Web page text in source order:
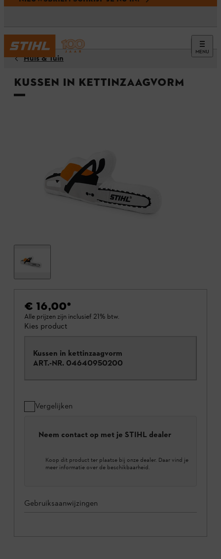
MENU
Huis & Tuin
Kussen in kettinzaagvorm
€ 16,00*
Alle prijzen zijn inclusief 21% btw.
Kies product
Kussen in kettinzaagvorm
ART.-NR. 04640950200
Vergelijken
Neem contact op met je STIHL dealer
Koop dit product ter plaatse bij onze dealer. Daar vind je
meer informatie over de beschikbaarheid.
Gebruiksaanwijzingen